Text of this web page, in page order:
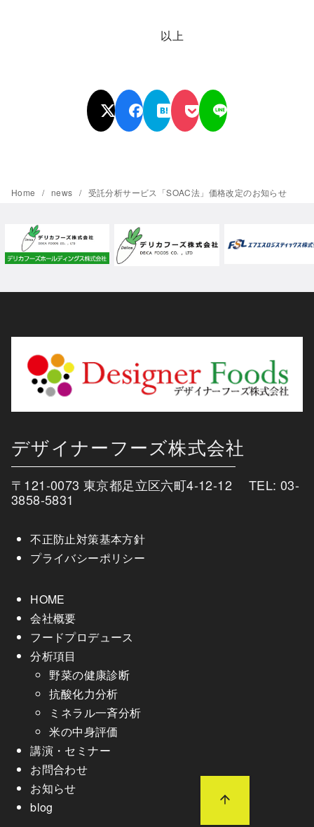
以上
Home news 受託分析サービス「SOAC法」価格改定のお知らせ
デザイナーフーズ株式会社
不正防止対策基本方針
プライバシーポリシー
HOME
会社概要
フードプロデュース
分析項目
野菜の健康診断
抗酸化力分析
ミネラル一斉分析
米の中身評価
講演・セミナー
お問合わせ
お知らせ
blog